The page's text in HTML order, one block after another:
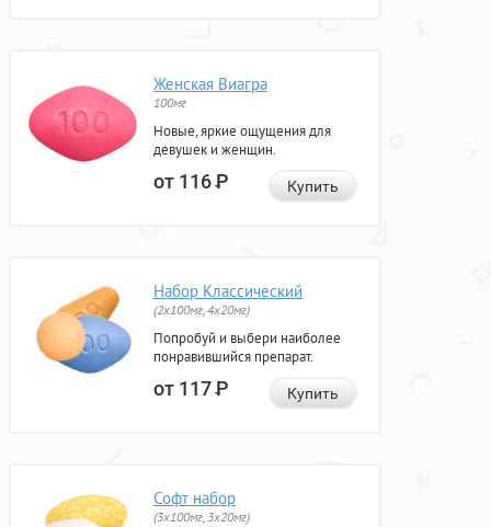
Женская Виагра
100мг
Новые, яркие ощущения для
девушек и женщин.
от 116Р Купить
Набор Классический
(2x100мг, 4x20мг)
Попробуй и выбери наиболее
понравившийся препарат.
от 117Р Купить
Софт набор
(3x100мг, 3x20мг)